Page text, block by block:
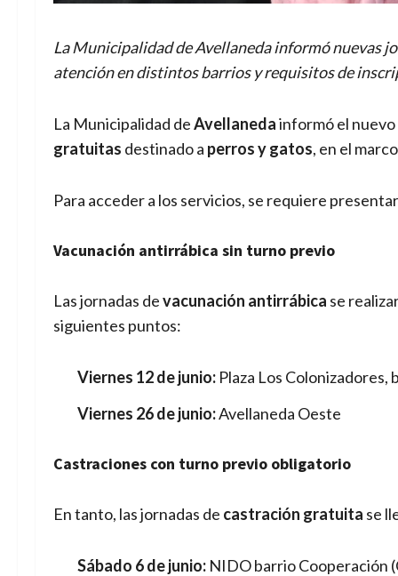
La Municipalidad de Avellaneda informó nuevas
atención en distintos barrios y requisitos de
La Municipalidad deAvellanedainformó el nuevo
gratuitas destinado a perros y gatos, en el
Para acceder a los servicios, se requiere presentar
Vacunación antirrábica sin turno previo
Las jornadas devacunación antirrábica se
siguientes puntos:
Viernes 12 de junio: Plaza Los
Viernes 26 de junio:Avellaneda Oeste
Castraciones con turno previo obligatorio
En tanto, las jornadas de castración gratuita se
Sábado 6 de junio: NIDO barrio Cooperación